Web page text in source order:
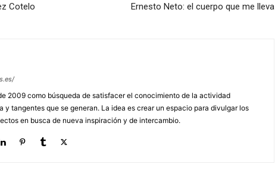
Cotelo Ernesto Neto: el cuerpo que me lleva
2009 como búsqueda de satisfacer el conocimiento de la actividad
y tangentes que se generan. La idea es crear un espacio para divulgar los
en busca de nueva inspiración y de intercambio.